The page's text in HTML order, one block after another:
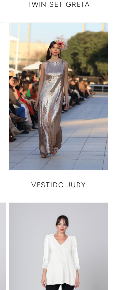
TWIN SET GRETA
VESTIDO JUDY